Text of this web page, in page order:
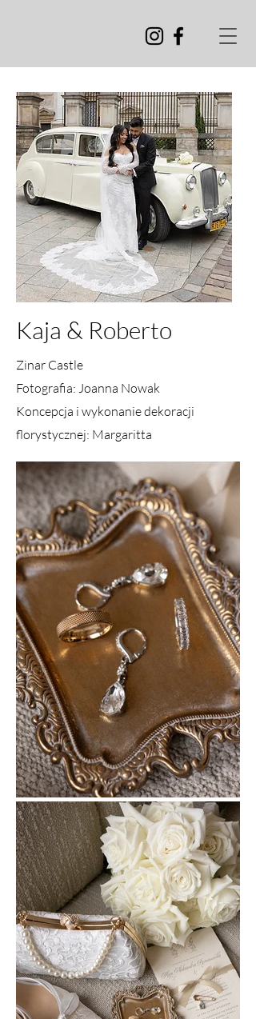
Kaja & Roberto
Zinar Castle
Fotografia: Joanna Nowak
Koncepcja i wykonanie dekoracji
florystycznej: Margaritta